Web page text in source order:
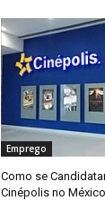
Emprego
Como se
Cinépolis no